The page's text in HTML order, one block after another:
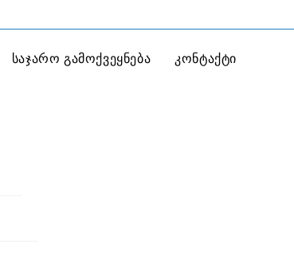
საჯარო გამოქვეყნება კონტაქტი